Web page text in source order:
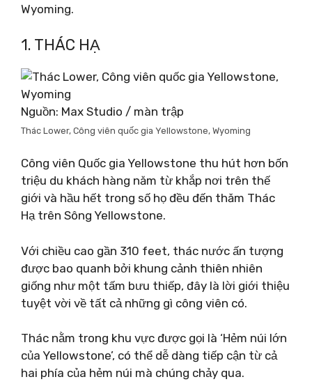
Wyoming.
1. THÁC HẠ
Nguồn: Max Studio / màn trập
Thác Lower, Công viên quốc gia Yellowstone, Wyoming
Công viên Quốc gia Yellowstone thu hút hơn bốn
triệu du khách hàng năm từ khắp nơi trên thế
giới và hầu hết trong số họ đều đến thăm Thác
Hạ trên Sông Yellowstone.
Với chiều cao gần 310 feet, thác nước ấn tượng
được bao quanh bởi khung cảnh thiên nhiên
giống như một tấm bưu thiếp, đây là lời giới thiệu
tuyệt vời về tất cả những gì công viên có.
Thác nằm trong khu vực được gọi là ‘Hẻm núi lớn
của Yellowstone’, có thể dễ dàng tiếp cận từ cả
hai phía của hẻm núi mà chúng chảy qua.